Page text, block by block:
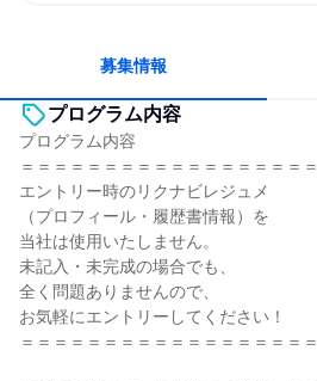
募集情報
プログラム内容
プログラム内容
＝＝＝＝＝＝＝＝＝＝＝＝＝＝＝＝＝＝
エントリー時のリクナビレジュメ
（プロフィール・履歴書情報）を
当社は使用いたしません。
未記入・未完成の場合でも、
全く問題ありませんので、
お気軽にエントリーしてください！
＝＝＝＝＝＝＝＝＝＝＝＝＝＝＝＝＝＝